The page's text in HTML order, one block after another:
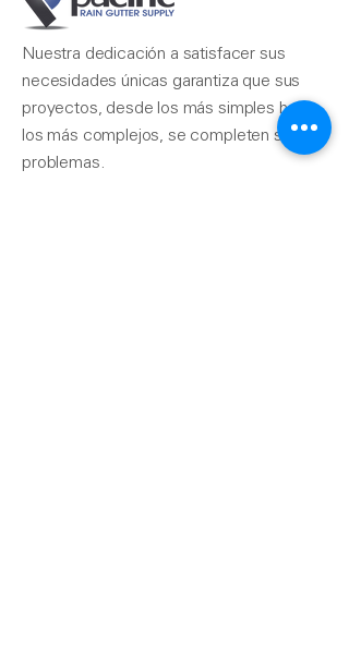
Nuestra dedicación a satisfacer sus
necesidades únicas garantiza que sus
proyectos, desde los más simples hasta
los más complejos, se completen sin
problemas.